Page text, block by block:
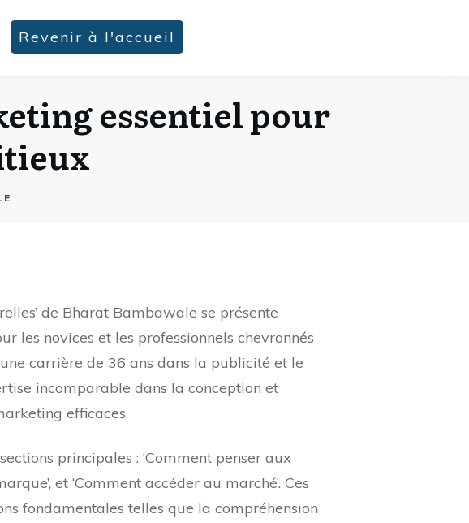
Revenir à l'accueil
essentiel pour
de Bharat Bambawale se présente
les novices et les professionnels chevronnés
carrière de 36 ans dans la publicité et le
incomparable dans la conception et
efficaces.
principales : ‘Comment penser aux
et ‘Comment accéder au marché’. Ces
fondamentales telles que la compréhension